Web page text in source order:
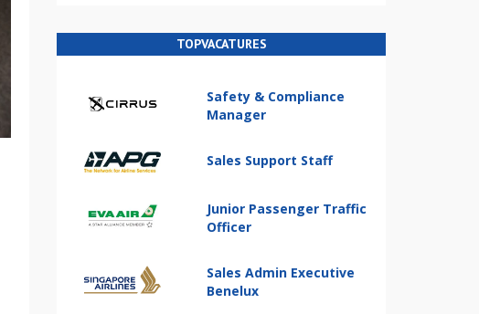
TOPVACATURES
Safety & Compliance
Manager
Sales Support Staff
Junior Passenger Traffic
Officer
Sales Admin Executive
Benelux